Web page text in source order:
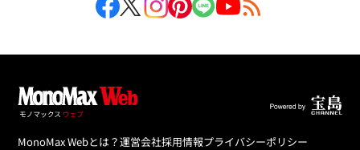
MonoMax Webとは？運営会社採用情報プライバシーポリシー